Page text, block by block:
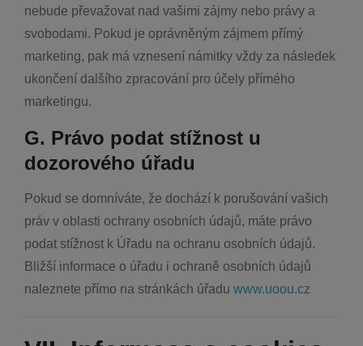
nebude převažovat nad vašimi zájmy nebo právy a
svobodami. Pokud je oprávněným zájmem přímý
marketing, pak má vznesení námitky vždy za následek
ukončení dalšího zpracování pro účely přímého
marketingu.
G. Právo podat stížnost u
dozorového úřadu
Pokud se domníváte, že dochází k porušování vašich
práv v oblasti ochrany osobních údajů, máte právo
podat stížnost k Úřadu na ochranu osobních údajů.
Bližší informace o úřadu i ochraně osobních údajů
naleznete přímo na stránkách úřadu www.uoou.cz